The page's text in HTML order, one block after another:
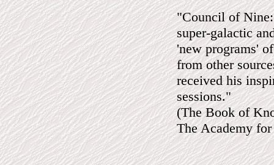
"Council of Nine:
super-galactic
'new programs'
from other
received his
sessions."
(The Book of
The Academy